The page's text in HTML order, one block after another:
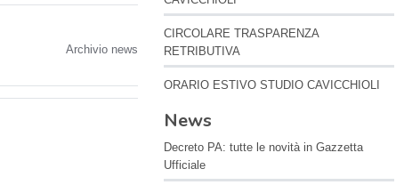
Archivio news
CIRCOLARE TRASPARENZA
RETRIBUTIVA
ORARIO ESTIVO STUDIO CAVICCHIOLI
News
Decreto PA: tutte le novità in Gazzetta
Ufficiale